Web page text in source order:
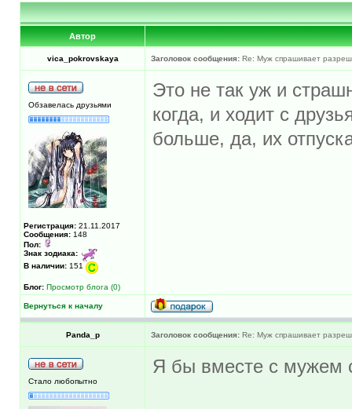
Автор
vica_pokrovskaya Заголовок сообщения: Re: Муж спрашивает
Обзавелась друзьями
Регистрация: 21.11.2017
Сообщения: 148
Пол:
Знак зодиака:
В наличии: 151
Блог: Просмотр блога (0)
Это не так уж и
когда, и ходит с
больше, да, их
Вернуться к началу
Panda_p Заголовок сообщения: Re: Муж спрашивает
Стало любопытно
Я бы вместе с мужем